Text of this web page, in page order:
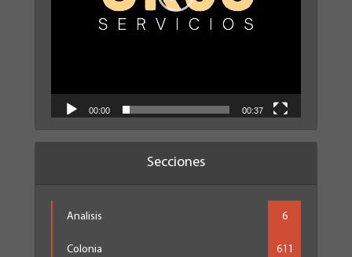
00:00 00:37
Secciones
Analisis 6
Colonia 611